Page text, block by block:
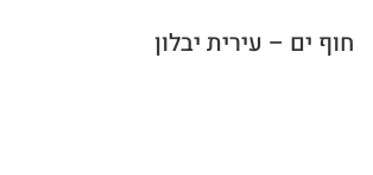
חוף ים – עירית יבלון